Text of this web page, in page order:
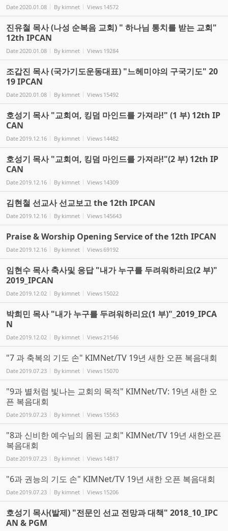
Date 2020.01.08 By kimnet Views 14572
진유철 목사 (나성 순복음 교회) " 하나님 통치를 받는 교회"
12th IPCAN
Date 2020.01.08 By kimnet Views 19284
조갑진 목사 (국가기도운동대표) "느헤미야의 구국기도" 20
19 IPCAN
Date 2020.01.08 By kimnet Views 15492
호성기 목사 "교회여, 킹덤 마인드를 가져라!" (1 부) 12th IP
CAN
Date 2019.12.16 By kimnet Views 14482
호성기 목사 "교회여, 킹덤 마인드를 가져라!"(2 부) 12th IP
CAN
Date 2019.12.16 By kimnet Views 14309
김현철 선교사 선교보고 the 12th IPCAN
Date 2019.12.16 By kimnet Views 145643
Praise & Worship Opening Service of the 12th IPCAN
Date 2019.12.16 By kimnet Views69192
임현수 목사 축사및 응답 "내가 누구를 두려워하리요(2 부)"
2019_IPCAN
Date 2019.12.02 By kimnet Views 15022
박희민 목사 "내가 누구를 두려워하리요(1 부)"_2019_IPCA
N
Date 2019.12.02 By kimnet Views 21546
"7 과 축복의 기도 손" KIMNet/TV 19년 새한 오픈 복음대회
Date 2019.07.23 By kimnet Views 15070
"9과 별처럼 빛나는 교회의 목적" KIMNet/TV: 19년 새한 오
픈 복음대회
Date 2019.07.23 By kimnet Views 15563
"8과 신비한 예수님의 몸된 교회" KIMNet/TV 19년 새한오픈
복음대회
Date 2019.07.23 By kimnet Views 14817
"6과 권능의 기도 손" KIMNet/TV 19년 새한 오픈 복음대회
Date 2019.07.23 By kimnet Views 15206
호성기 목사(발제) "전문인 선교 전망과 대책" 2018_10_IPC
AN & PGM